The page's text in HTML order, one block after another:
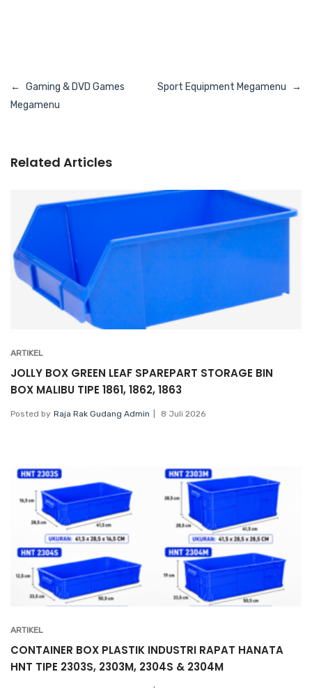
Navigasi
pos
Gaming & DVD Games
Megamenu
Sport Equipment Megamenu
Related Articles
ARTIKEL
JOLLY BOX GREEN LEAF SPAREPART STORAGE BIN
BOX MALIBU TIPE 1861, 1862, 1863
Posted by Raja Rak Gudang Admin 8 Juli 2026
ARTIKEL
CONTAINER BOX PLASTIK INDUSTRI RAPAT HANATA
HNT TIPE 2303S, 2303M, 2304S & 2304M